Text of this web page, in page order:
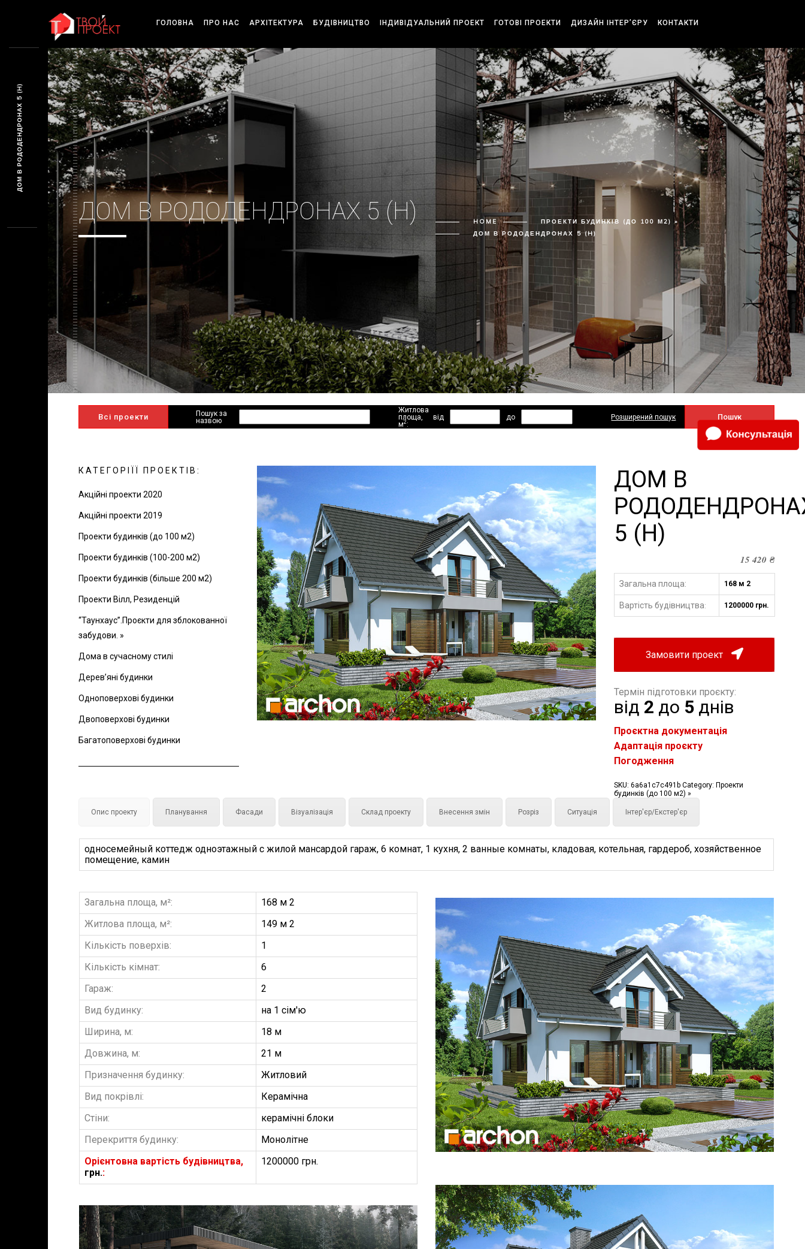
ГОЛОВНА ПРО НАС АРХІТЕКТУРА БУДІВНИЦТВО ІНДИВІДУАЛЬНИЙ ПРОЕКТ ГОТОВІ ПРОЕКТИ ДИЗАЙН ІНТЕР’ЄРУ КОНТАКТИ
ДОМ В РОДОДЕНДРОНАХ 5 (H) HOME
ПРОЕКТИ БУДИНКІВ (ДО 100 М2) »
ДОМ В РОДОДЕНДРОНАХ 5 (H)
Всі проекти
Пошук за
назвою
Житлова
площа,
м2:
від до Пошук
Розширений пошук
КАТЕГОРІЇЇ ПРОЕКТІВ:
Акційні проекти 2020
Акційні проекти 2019
Проекти будинків (до 100 м2)
Проекти будинків (100-200 м2)
Проекти будинків (більше 200 м2)
Проекти Вілл, Резиденцій
“Таунхаус”.Проєкти для зблокованної
забудови. »
Дома в сучасному стилі
Дерев’яні будинки
Одноповерхові будинки
Двоповерхові будинки
Багатоповерхові будинки
ДОМ В
5 (H)
15 420₴
Загальна площа: 168 м 2
Вартість будівництва: 1200000 грн.
Замовити проект
Термін підготовки проєкту:
від 2 до 5 днів
Проєктна документація
Адаптація проєкту
Погодження
SKU:6a6a1c7c491b Category:Проекти
будинків (до 100 м2) »
Опис проекту Планування Фасади Візуалізація Склад проекту Внесення змін Розріз Ситуація Інтер'єр/Екстер'єр
односемейный коттедж одноэтажный с жилой мансардой гараж, 6 комнат, 1 кухня, 2 ванные комнаты, кладовая, котельная, гардероб, хозяйственное
помещение, камин
Загальна площа, м²:
168 м 2
Житлова площа, м²:
149 м 2
Кількість поверхів:
1
Кількість кімнат:
6
Гараж:
2
Вид будинку:
на 1 сім'ю
Ширина, м:
18 м
Довжина, м:
21 м
Призначення будинку:
Житловий
Вид покрівлі:
Керамічна
Стіни:
керамічні блоки
Перекриття будинку:
Монолітне
Орієнтовна вартість будівництва,
грн.:
1200000 грн.
ДОМ В РОДОДЕНДРОНАХ 5 (H)